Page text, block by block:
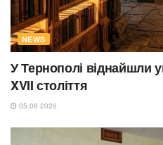
NEWS
У Тернополі віднайшли
XVII століття
05.08.2026